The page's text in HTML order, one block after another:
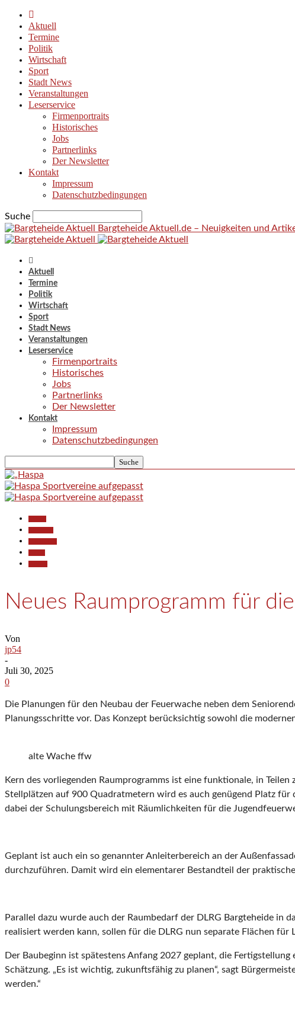
Aktuell
Termine
Politik
Wirtschaft
Sport
Stadt News
Veranstaltungen
Leserservice
Firmenportraits
Historisches
Jobs
Partnerlinks
Der Newsletter
Kontakt
Impressum
Datenschutzbedingungen
Suche
Bargteheide Aktuell.de – Neuigkeiten und
Aktuell
Termine
Politik
Wirtschaft
Sport
Stadt News
Veranstaltungen
Leserservice
Firmenportraits
Historisches
Jobs
Partnerlinks
Der Newsletter
Kontakt
Impressum
Datenschutzbedingungen
Neues Raumprogramm für
Von
jp54
-
Juli 30, 2025
0
Die Planungen für den Neubau der Feuerwache neben dem
Planungsschritte vor. Das Konzept berücksichtig sowohl die
alte Wache ffw
Kern des vorliegenden Raumprogramms ist eine funktionale, in
Stellplätzen auf 900 Quadratmetern wird es auch genügend Platz
dabei der Schulungsbereich mit Räumlichkeiten für die
Geplant ist auch ein so genannter Anleiterbereich an der
durchzuführen. Damit wird ein elementarer Bestandteil der
Parallel dazu wurde auch der Raumbedarf der DLRG Bargteheide
realisiert werden kann, sollen für die DLRG nun separate Flächen für
Der Baubeginn ist spätestens Anfang 2027 geplant, die
Schätzung. „Es ist wichtig, zukunftsfähig zu planen“, sagt
werden.“